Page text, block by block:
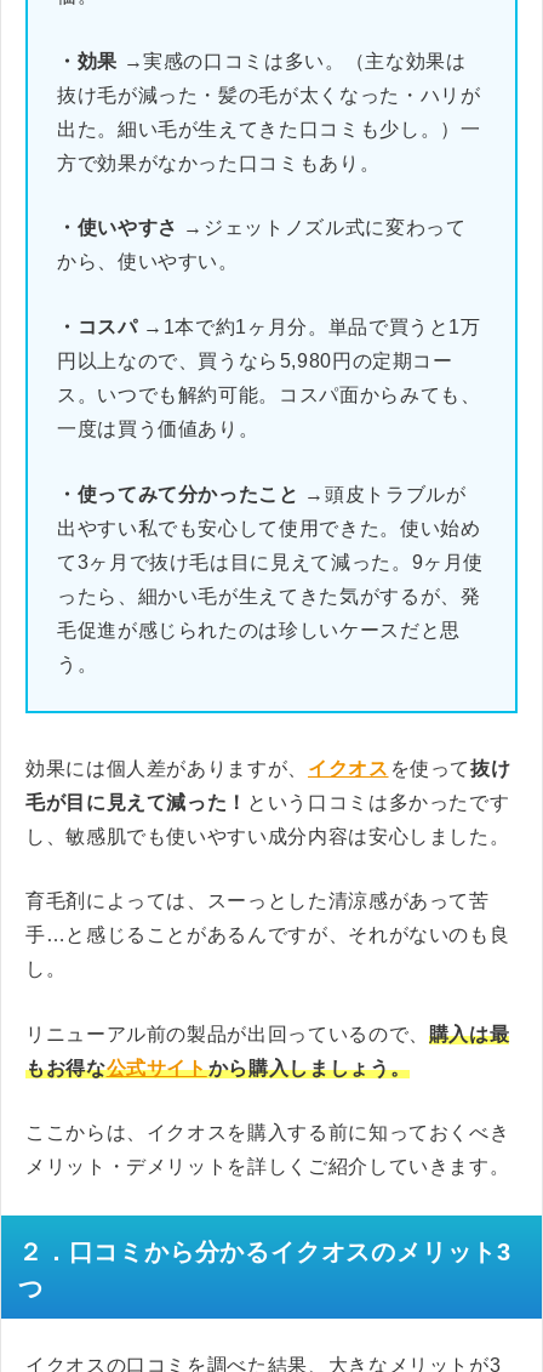
・効果 →実感の口コミは多い。（主な効果は
抜け毛が減った・髪の毛が太くなった・ハリが
出た。細い毛が生えてきた口コミも少し。）一
方で効果がなかった口コミもあり。
・使いやすさ →ジェットノズル式に変わって
から、使いやすい。
・コスパ→1本で約1ヶ月分。単品で買うと1万
円以上なので、買うなら5,980円の定期コー
ス。いつでも解約可能。コスパ面からみても、
一度は買う価値あり。
・使ってみて分かったこと →頭皮トラブルが
出やすい私でも安心して使用できた。使い始め
て3ヶ月で抜け毛は目に見えて減った。9ヶ月使
ったら、細かい毛が生えてきた気がするが、発
毛促進が感じられたのは珍しいケースだと思
う。
効果には個人差がありますが、 イクオス を使って抜け
毛が目に見えて減った！ という口コミは多かったです
し、敏感肌でも使いやすい成分内容は安心しました。
育毛剤によっては、スーっとした清涼感があって苦
手…と感じることがあるんですが、それがないのも良
し。
リニューアル前の製品が出回っているので、 購入は最
もお得な公式サイトから購入しましょう。
ここからは、イクオスを購入する前に知っておくべき
メリット・デメリットを詳しくご紹介していきます。
２．口コミから分かるイクオスのメリット3
つ
イクオスの口コミを調べた結果、大きなメリットが3